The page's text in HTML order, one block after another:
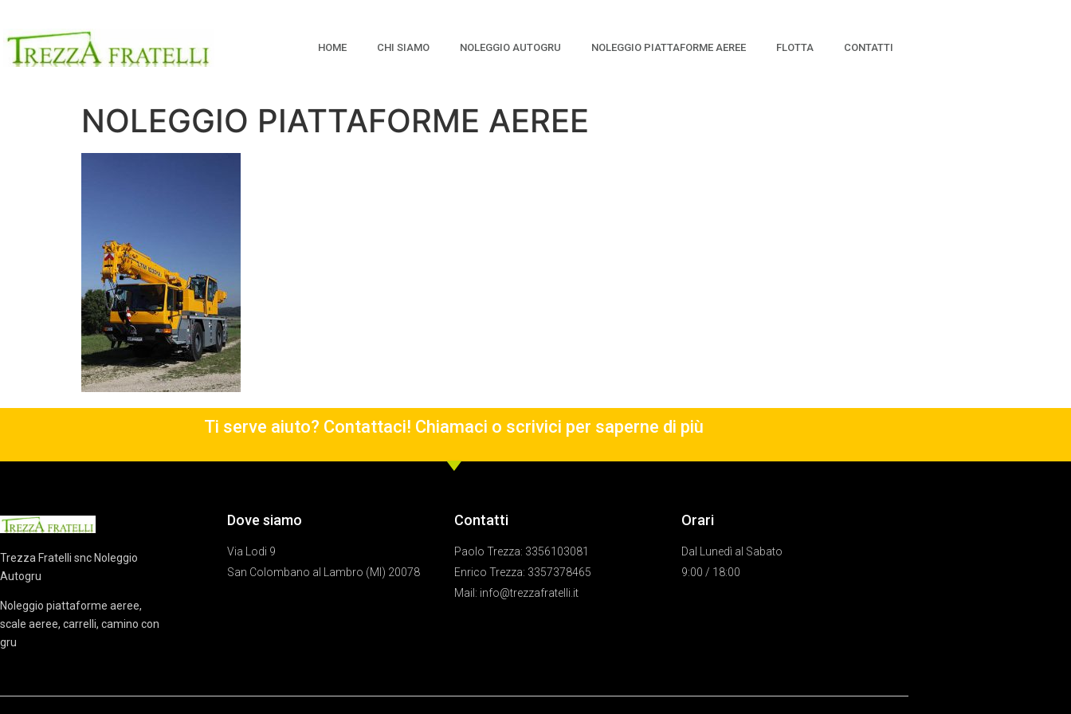
HOME CHI SIAMO NOLEGGIO AUTOGRU NOLEGGIO PIATTAFORME AEREE FLOTTA CONTATTI
NOLEGGIO PIATTAFORME AEREE
Ti serve aiuto? Contattaci! Chiamaci o scrivici per saperne di più
Trezza Fratelli snc Noleggio
Autogru
Noleggio piattaforme aeree,
scale aeree, carrelli, camino con
gru
Dove siamo
Via Lodi 9
San Colombano al Lambro (MI) 20078
Contatti
Paolo Trezza: 3356103081
Enrico Trezza: 3357378465
Mail: info@trezzafratelli.it
Orari
Dal Lunedì al Sabato
9:00 / 18:00